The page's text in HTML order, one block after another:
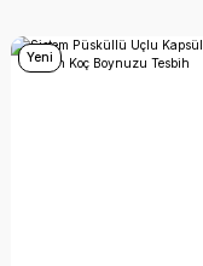
Yeni